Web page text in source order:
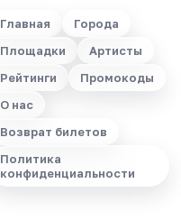
Главная
Города
Площадки
Артисты
Рейтинги
Промокоды
О нас
Возврат билетов
Политика
конфиденциальности